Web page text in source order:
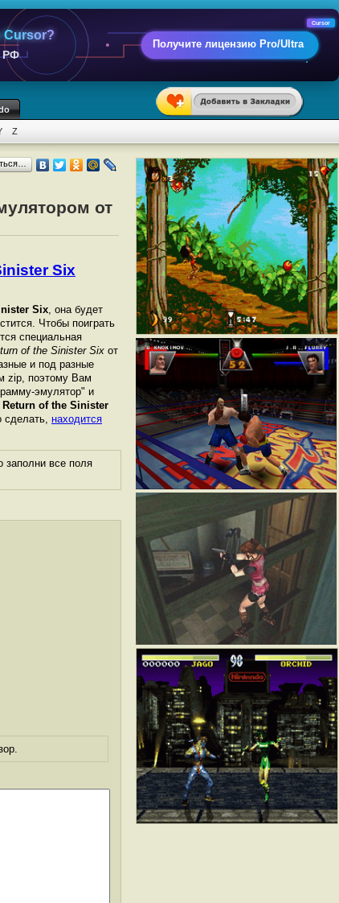
РФ
Получите лицензию Pro/Ultra
Cursor
Z
от
Six
Six, она будет
Чтобы поиграть
специальная
of the Sinister Six от
и под разные
zip, поэтому Вам
эмулятор" и
of the Sinister
сделать, находится
заполни все поля